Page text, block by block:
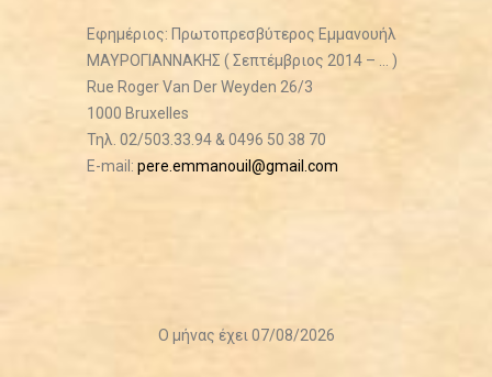
Εφημέριος: Πρωτοπρεσβύτερος Εμμανουήλ
ΜΑΥΡΟΓΙΑΝΝΑΚΗΣ ( Σεπτέμβριος 2014 – ... )
Rue Roger Van Der Weyden 26/3
1000 Bruxelles
Τηλ. 02/503.33.94 & 0496 50 38 70
E-mail: pere.emmanouil@gmail.com
Ο μήνας έχει 07/08/2026